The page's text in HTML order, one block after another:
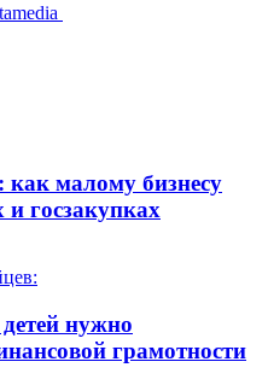
как малому бизнесу
и госзакупках
нужно
грамотности